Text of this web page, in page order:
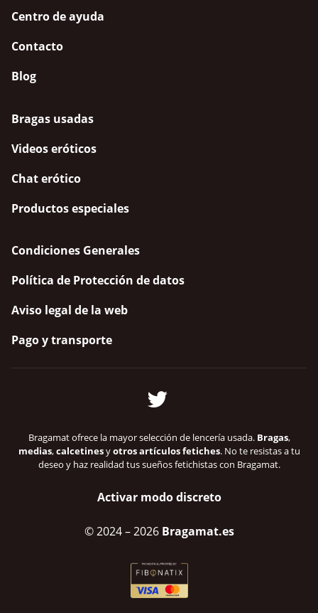
Centro de ayuda
Contacto
Blog
Bragas usadas
Videos eróticos
Chat erótico
Productos especiales
Condiciones Generales
Política de Protección de datos
Aviso legal de la web
Pago y transporte
Bragamat ofrece la mayor selección de lencería usada. Bragas,
medias,calcetinesyotros artículos fetiches. No te resistas a tu
deseo y haz realidad tus sueños fetichistas con Bragamat.
Activar modo discreto
© 2024– 2026 Bragamat.es